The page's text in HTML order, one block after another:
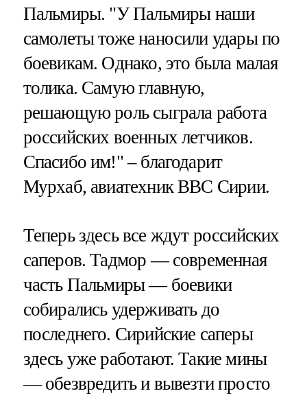
Пальмиры. "У Пальмиры наши
самолеты тоже наносили удары по
боевикам. Однако, это была малая
толика. Самую главную,
решающую роль сыграла работа
российских военных летчиков.
Спасибо им!" – благодарит
Мурхаб, авиатехник ВВС Сирии.
Теперь здесь все ждут российских
саперов. Тадмор — современная
часть Пальмиры — боевики
собирались удерживать до
последнего. Сирийские саперы
здесь уже работают. Такие мины
— обезвредить и вывезти просто